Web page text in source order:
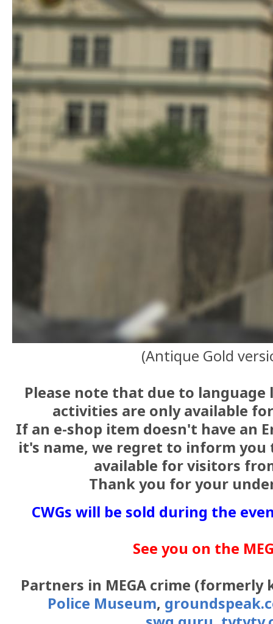
(Antique Gold
Please note that due to
activities are only available
If an e-shop item doesn't have an
it's name, we regret to inform
available for visitors
Thank you for your
CWGs will be sold during the
See you on the
Partners in MEGA crime (formerly
Police Museum,